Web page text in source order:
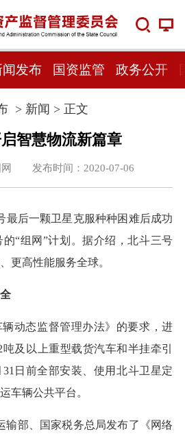
闻发布 国资监管 政务公开
> 新闻 > 正文
智慧物流新篇章
网 发布时间：2020-07-06
最后一颗卫星克服种种困难后成功
“组网”计划。据介绍，北斗三号
更高性能服务全球。
动态监督管理办法》的要求，进
及以上重型载货汽车和半挂牵引
31日前全部安装、使用北斗卫星定
车辆公共平台。
输部、国家税务总局发布了《网络